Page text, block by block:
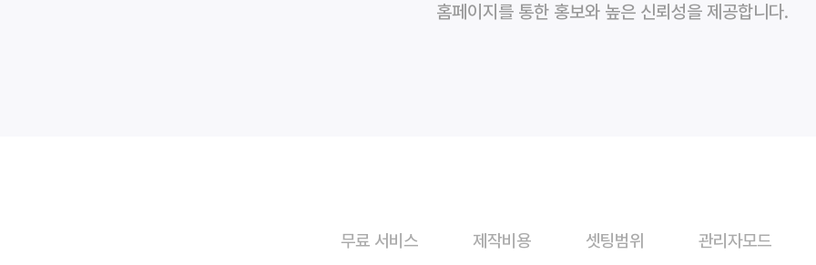
홈페이지를 통한 홍보와 높은 신뢰성을 제공합니다.
무료 서비스 제작비용 셋팅범위 관리자모드